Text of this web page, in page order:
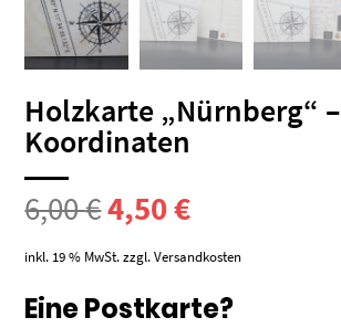
Holzkarte „Nürnberg“ –
Koordinaten
6,00€Ursprünglicher
Preis
war:
4,50€Aktueller
Preis
ist:
inkl. 19 % MwSt. zzgl.Versandkosten
Eine Postkarte?